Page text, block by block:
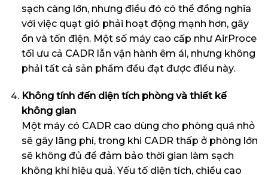
sạch càng lớn, nhưng điều đó có thể đồng nghĩa
với việc quạt gió phải hoạt động mạnh hơn, gây
ồn và tốn điện. Một số máy cao cấp như AirProce
tối ưu cả CADR lẫn vận hành êm ái, nhưng không
phải tất cả sản phẩm đều đạt được điều này.
Không tính đến diện tích phòng và thiết kế
không gian
Một máy có CADR cao dùng cho phòng quá nhỏ
sẽ gây lãng phí, trong khi CADR thấp ở phòng lớn
sẽ không đủ để đảm bảo thời gian làm sạch
không khí hiệu quả. Yếu tố diện tích, chiều cao